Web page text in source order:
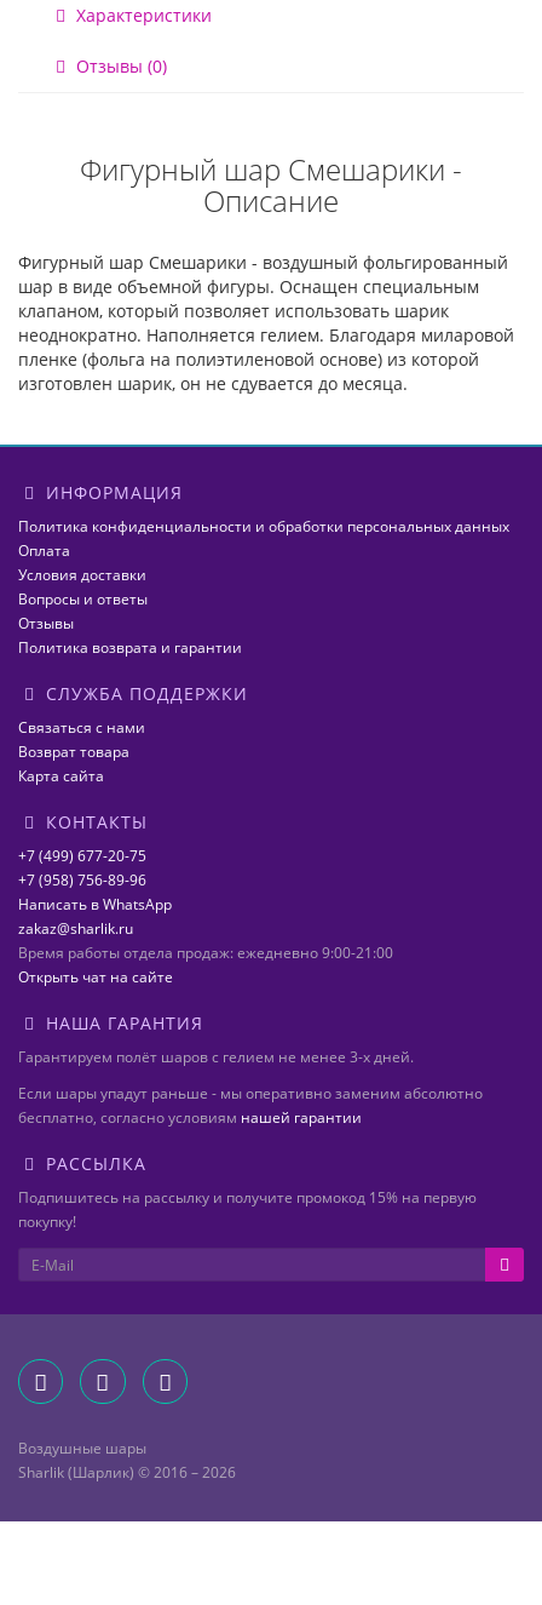
Характеристики
Отзывы (0)
Фигурный шар Смешарики -
Описание
Фигурный шар Смешарики - воздушный фольгированный
шар в виде объемной фигуры. Оснащен специальным
клапаном, который позволяет использовать шарик
неоднократно. Наполняется гелием. Благодаря миларовой
пленке (фольга на полиэтиленовой основе) из которой
изготовлен шарик, он не сдувается до месяца.
ИНФОРМАЦИЯ
Политика конфиденциальности и обработки персональных данных
Оплата
Условия доставки
Вопросы и ответы
Отзывы
Политика возврата и гарантии
СЛУЖБА ПОДДЕРЖКИ
Связаться с нами
Возврат товара
Карта сайта
КОНТАКТЫ
+7 (499) 677-20-75
+7 (958) 756-89-96
Написать в WhatsApp
zakaz@sharlik.ru
Время работы отдела продаж: ежедневно 9:00-21:00
Открыть чат на сайте
НАША ГАРАНТИЯ
Гарантируем полёт шаров с гелием не менее 3-х дней.
Если шары упадут раньше - мы оперативно заменим абсолютно
бесплатно, согласно условиям нашей гарантии
РАССЫЛКА
Подпишитесь на рассылку и получите промокод 15% на первую
покупку!
Воздушные шары
Sharlik (Шарлик) © 2016 – 2026